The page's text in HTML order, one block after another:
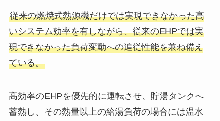
従来の燃焼式熱源機だけでは実現できなかった高
いシステム効率を有しながら、従来のEHPでは実
現できなかった負荷変動への追従性能を兼ね備え
ている。
高効率のEHPを優先的に運転させ、貯湯タンクへ
蓄熱し、その熱量以上の給湯負荷の場合には温水